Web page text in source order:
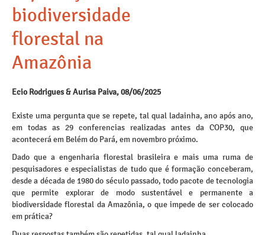
biodiversidade
florestal na
Amazônia
Ecio Rodrigues & Aurisa Paiva, 08/06/2025
Existe uma pergunta que se repete, tal qual ladainha, ano após ano,
em todas as 29 conferencias realizadas antes da COP30, que
acontecerá em Belém do Pará, em novembro próximo.
Dado que a engenharia florestal brasileira e mais uma ruma de
pesquisadores e especialistas de tudo que é formação conceberam,
desde a década de 1980 do século passado, todo pacote de tecnologia
que permite explorar de modo sustentável e permanente a
biodiversidade florestal da Amazônia, o que impede de ser colocado
em prática?